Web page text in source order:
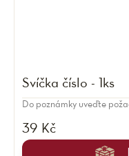
Svíčka číslo - 1ks
39 Kč
Do poznámky uveďte